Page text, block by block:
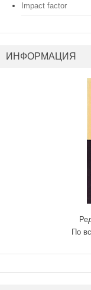
Impact factor
ИНФОРМАЦИЯ
По